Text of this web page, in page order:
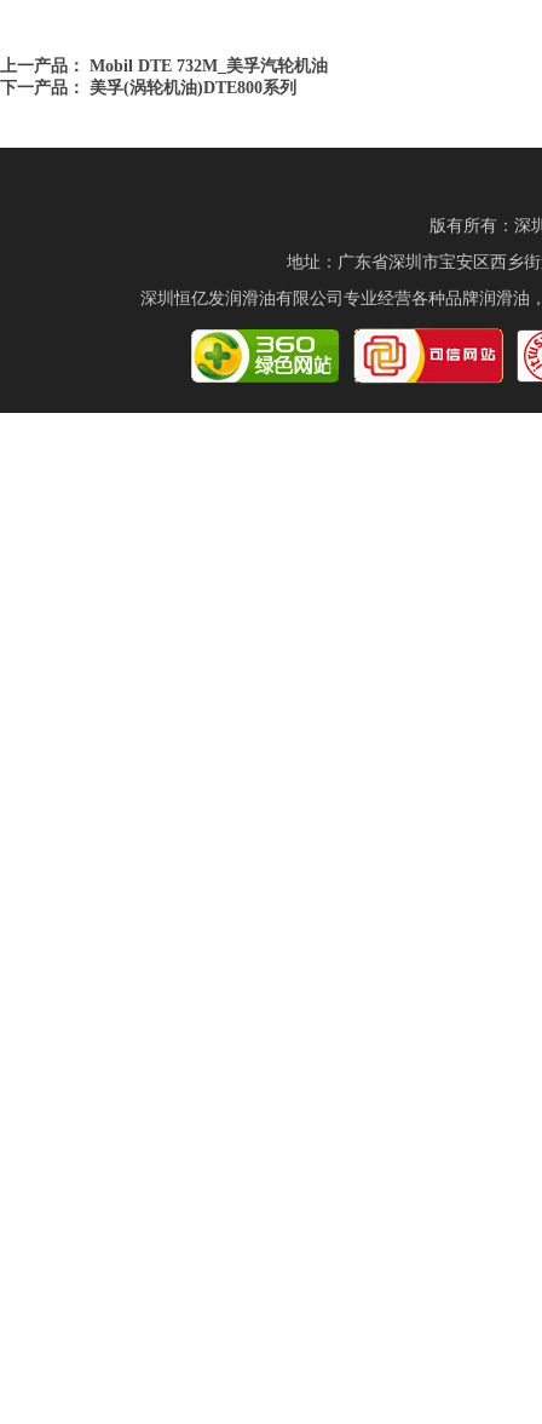
上一产品： Mobil DTE 732M_美孚汽轮机油
下一产品： 美孚(涡轮机油)DTE800系列
版有所有：
地址：广东省深圳市宝安区西乡
深圳恒亿发润滑油有限公司专业经营各种品牌润滑